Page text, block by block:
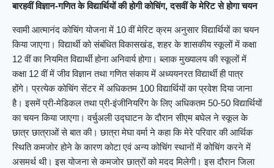
बारहवीं विज्ञान-गणित के विद्यार्थियों की होगी कोचिंग, दसवीं के मेरिट से होगा चयन
स्वामी आत्मानंद कोचिंग योजना में 10 वीं मेरिट क्रम अनुसार विद्यार्थियों का चयन
किया जाएगा। विद्यार्थी को संबंधित विकासखंड, शहर के शासकीय स्कूलों में कक्षा
12 वीं का नियमित विद्यार्थी होना अनिवार्य होगा। ब्लाक मुख्यालय की स्कूलों में
कक्षा 12 वीं में जीव विज्ञान तथा गणित संकाय में अध्ययनरत विद्यार्थी ही पात्र
होंगे। प्रत्येक कोचिंग सेंटर में अधिकतम 100 विद्यार्थियों का प्रवेश दिया जाना
है। इसमें प्री-मेडिकल तथा प्री-इंजीनियरिंग के लिए अधिकतम 50-50 विद्यार्थियों
का चयन किया जाएगा। वर्चुअली उद्घाटन के दौरान सीएम बघेल ने स्कूल के
छात्र छात्राओं से बात की। छात्रा मेघा वर्मा ने कहा कि मेरे परिवार की आर्थिक
स्थिति कमजोर होने के कारण कोटा एवं अन्य कोचिंग स्थानों में कोचिंग करने में
असमर्थ थी। इस योजना से कमजोर छात्रों को मदद मिलेगी। इस दौरान जिला